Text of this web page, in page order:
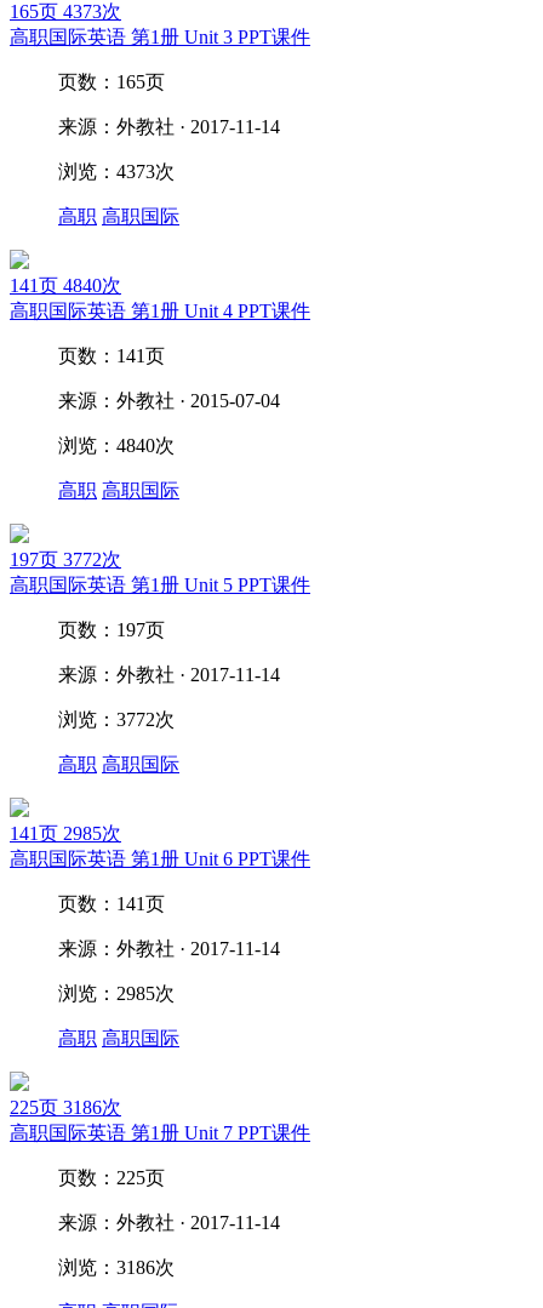
165页 4373次
高职国际英语 第1册 Unit 3 PPT课件
页数：165页
来源：外教社 · 2017-11-14
浏览：4373次
高职 高职国际
141页 4840次
高职国际英语 第1册 Unit 4 PPT课件
页数：141页
来源：外教社 · 2015-07-04
浏览：4840次
高职 高职国际
197页 3772次
高职国际英语 第1册 Unit 5 PPT课件
页数：197页
来源：外教社 · 2017-11-14
浏览：3772次
高职 高职国际
141页 2985次
高职国际英语 第1册 Unit 6 PPT课件
页数：141页
来源：外教社 · 2017-11-14
浏览：2985次
高职 高职国际
225页 3186次
高职国际英语 第1册 Unit 7 PPT课件
页数：225页
来源：外教社 · 2017-11-14
浏览：3186次